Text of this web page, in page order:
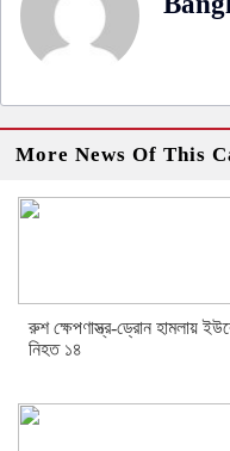
More News Of This
রুশ ক্ষেপণাস্ত্র-ড্রোন হামলায়
নিহত ১৪